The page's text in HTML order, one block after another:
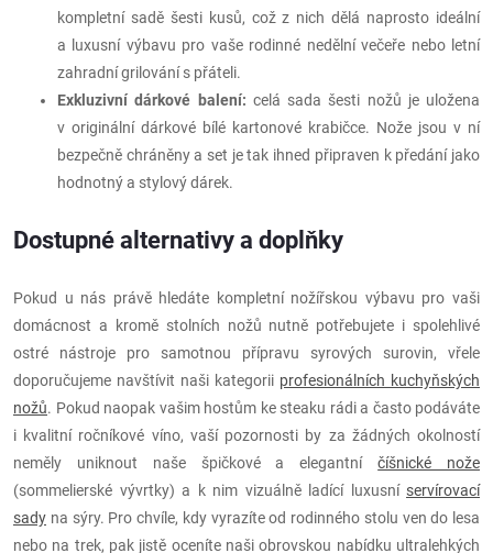
kompletní sadě šesti kusů, což z nich dělá naprosto ideální
a luxusní výbavu pro vaše rodinné nedělní večeře nebo letní
zahradní grilování s přáteli.
Exkluzivní dárkové balení: celá sada šesti nožů je uložena
v originální dárkové bílé kartonové krabičce. Nože jsou v ní
bezpečně chráněny a set je tak ihned připraven k předání jako
hodnotný a stylový dárek.
Dostupné alternativy a doplňky
Pokud u nás právě hledáte kompletní nožířskou výbavu pro vaši
domácnost a kromě stolních nožů nutně potřebujete i spolehlivé
ostré nástroje pro samotnou přípravu syrových surovin, vřele
doporučujeme navštívit naši kategorii profesionálních kuchyňských
nožů. Pokud naopak vašim hostům ke steaku rádi a často podáváte
i kvalitní ročníkové víno, vaší pozornosti by za žádných okolností
neměly uniknout naše špičkové a elegantníčíšnické nože
(sommelierské vývrtky) a k nim vizuálně ladící luxusní servírovací
sady na sýry. Pro chvíle, kdy vyrazíte od rodinného stolu ven do lesa
nebo na trek, pak jistě oceníte naši obrovskou nabídku ultralehkých